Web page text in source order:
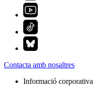
Contacta amb nosaltres
Informació corporativa